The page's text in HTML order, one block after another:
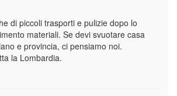
di piccoli trasporti e pulizie dopo lo
materiali. Se devi svuotare casa
e provincia, ci pensiamo noi.
la Lombardia.